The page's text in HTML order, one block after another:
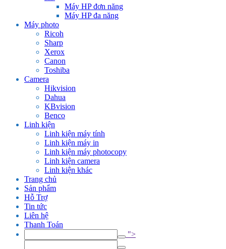
Máy HP đơn năng
Máy HP đa năng
Máy photo
Ricoh
Sharp
Xerox
Canon
Toshiba
Camera
Hikvision
Dahua
KBvision
Benco
Linh kiện
Linh kiện máy tính
Linh kiện máy in
Linh kiện máy photocopy
Linh kiện camera
Linh kiện khác
Trang chủ
Sản phẩm
Hỗ Trợ
Tin tức
Liên hệ
Thanh Toán
">